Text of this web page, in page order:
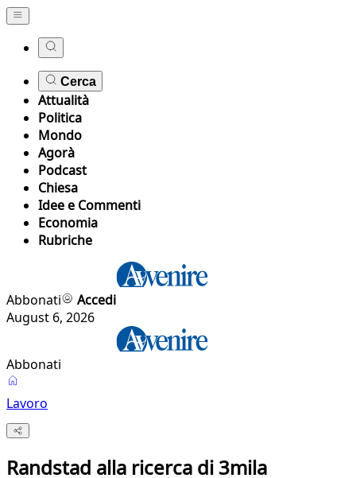
Cerca
Attualità
Politica
Mondo
Agorà
Podcast
Chiesa
Idee e Commenti
Economia
Rubriche
Abbonati
Accedi
August 6, 2026
Abbonati
Lavoro
Randstad alla ricerca di 3mila